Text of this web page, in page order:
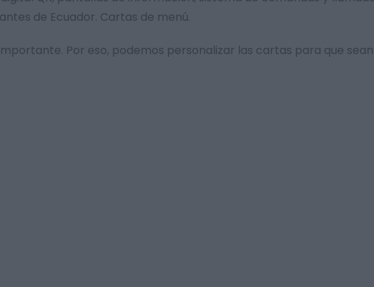
de Ecuador. Cartas de menú.
Por eso, podemos personalizar las cartas para que